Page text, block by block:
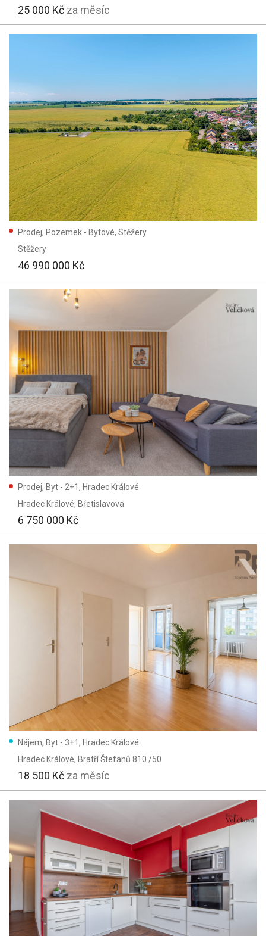
25 000 Kč za měsíc
Prodej, Pozemek - Bytové, Stěžery
Stěžery
46 990 000 Kč
Prodej, Byt - 2+1, Hradec Králové
Hradec Králové, Břetislavova
6 750 000 Kč
Nájem, Byt - 3+1, Hradec Králové
Hradec Králové, Bratří Štefanů 810 /50
18 500 Kč za měsíc